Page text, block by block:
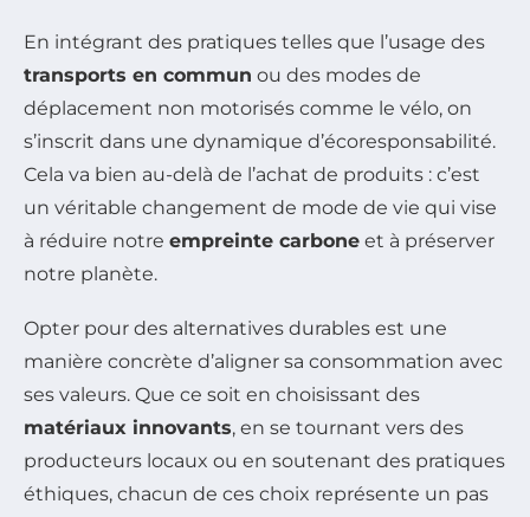
En intégrant des pratiques telles que l’usage des
transports en commun ou des modes de
déplacement non motorisés comme le vélo, on
s’inscrit dans une dynamique d’écoresponsabilité.
Cela va bien au-delà de l’achat de produits : c’est
un véritable changement de mode de vie qui vise
à réduire notre empreinte carbone et à préserver
notre planète.
Opter pour des alternatives durables est une
manière concrète d’aligner sa consommation avec
ses valeurs. Que ce soit en choisissant des
matériaux innovants, en se tournant vers des
producteurs locaux ou en soutenant des pratiques
éthiques, chacun de ces choix représente un pas